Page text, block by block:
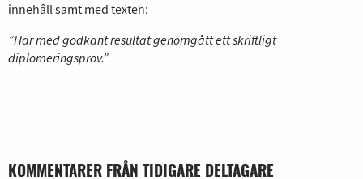
innehåll samt med texten:
”Har med godkänt resultat genomgått ett skriftligt
diplomeringsprov.”
KOMMENTARER FRÅN TIDIGARE DELTAGARE